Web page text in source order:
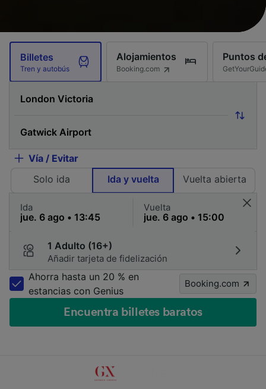
Billetes
Tren y autobús
Alojamientos
Booking.com
Puntos
Vía / Evitar
Solo ida
Ida y vuelta Vuelta abierta
Ida Vuelta
1 Adulto (16+)
Añadir tarjeta de fidelización
Ahorra hasta un 20 % en
estancias con Genius
Booking.com
Encuentra billetes baratos